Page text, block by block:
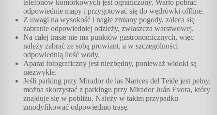
telefonów komórkowych jest ograniczony. Warto pobrać
odpowiednie mapy i przygotować się do wędrówki offline.
Z uwagi na wysokość i nagłe zmiany pogody, zaleca się
zabranie odpowiedniej odzieży, zwłaszcza warstwowej.
Na całej trasie nie ma punktów gastronomicznych, więc
należy zabrać ze sobą prowiant, a w szczególności
odpowiednią ilość wody.
Aparat fotograficzny jest niezbędny, ponieważ widoki są
niezwykłe.
Jeśli parking przy Mirador de las Narices del Teide jest pełny,
można skorzystać z parkingu przy Mirador Juán Évora, który
znajduje się w pobliżu. Należy w takim przypadku
zmodyfikować odpowiednio trasę.